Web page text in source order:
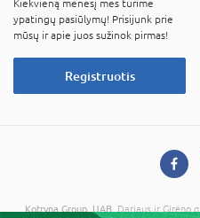
Kiekvieną mėnesį mes turime
ypatingų pasiūlymų! Prisijunk prie
mūsų ir apie juos sužinok pirmas!
Registruotis
Kotryna Group, UAB , Dariaus ir Girėno